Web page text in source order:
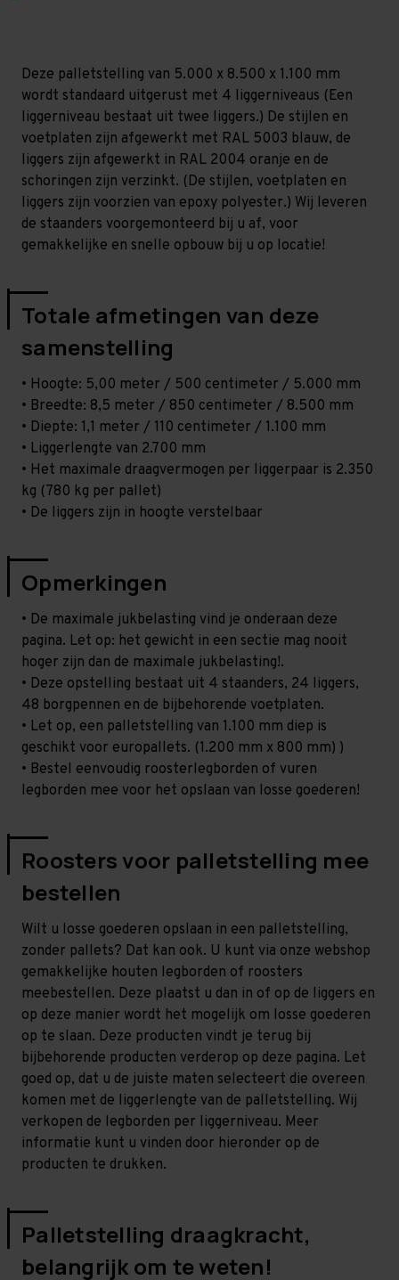
Middel
-
T100
Middel
-
T100
Deze palletstelling van 5.000 x 8.500 x 1.100 mm
wordt standaard uitgerust met 4 liggerniveaus (Een
liggerniveau bestaat uit twee liggers.) De stijlen en
voetplaten zijn afgewerkt met RAL 5003 blauw, de
liggers zijn afgewerkt in RAL 2004 oranje en de
schoringen zijn verzinkt. (De stijlen, voetplaten en
liggers zijn voorzien van epoxy polyester.) Wij leveren
de staanders voorgemonteerd bij u af, voor
gemakkelijke en snelle opbouw bij u op locatie!
Totale afmetingen van deze
samenstelling
• Hoogte: 5,00 meter / 500 centimeter / 5.000 mm
• Breedte: 8,5 meter / 850 centimeter / 8.500 mm
• Diepte: 1,1 meter / 110 centimeter / 1.100 mm
• Liggerlengte van 2.700 mm
• Het maximale draagvermogen per liggerpaar is 2.350
kg (780 kg per pallet)
• De liggers zijn in hoogte verstelbaar
Opmerkingen
• De maximale jukbelasting vind je onderaan deze
pagina. Let op: het gewicht in een sectie mag nooit
hoger zijn dan de maximale jukbelasting!.
• Deze opstelling bestaat uit 4 staanders, 24 liggers,
48 borgpennen en de bijbehorende voetplaten.
• Let op, een palletstelling van 1.100 mm diep is
geschikt voor europallets. (1.200 mm x 800 mm) )
• Bestel eenvoudig roosterlegborden of vuren
legborden mee voor het opslaan van losse goederen!
Roosters voor palletstelling mee
bestellen
Wilt u losse goederen opslaan in een palletstelling,
zonder pallets? Dat kan ook. U kunt via onze webshop
gemakkelijke houten legborden of roosters
meebestellen. Deze plaatst u dan in of op de liggers en
op deze manier wordt het mogelijk om losse goederen
op te slaan. Deze producten vindt je terug bij
bijbehorende producten verderop op deze pagina. Let
goed op, dat u de juiste maten selecteert die overeen
komen met de liggerlengte van de palletstelling. Wij
verkopen de legborden per liggerniveau. Meer
informatie kunt u vinden door hieronder op de
producten te drukken.
Palletstelling draagkracht,
belangrijk om te weten!